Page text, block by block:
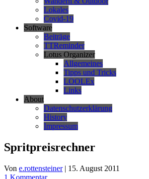
Lokales
Covid-19
Software
Beiträge
TTReminder
Lotus Organizer
Allgemeines
Tipps und Tricks
LOOLEx
Links
About
Datenschutzerklärung
History
Impressum
Spritpreisrechner
Von e.rottensteiner | 15. August 2011
1 Kommentar